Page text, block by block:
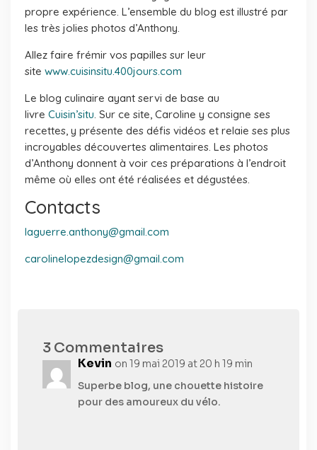
propre expérience. L’ensemble du blog est illustré par
les très jolies photos d’Anthony.
Allez faire frémir vos papilles sur leur
site www.cuisinsitu.400jours.com
Le blog culinaire ayant servi de base au
livre Cuisin’situ. Sur ce site, Caroline y consigne ses
recettes, y présente des défis vidéos et relaie ses plus
incroyables découvertes alimentaires. Les photos
d’Anthony donnent à voir ces préparations à l’endroit
même où elles ont été réalisées et dégustées.
Contacts
laguerre.anthony@gmail.com
carolinelopezdesign@gmail.com
3 Commentaires
Kevin on 19 mai 2019 at 20 h 19 min
Superbe blog, une chouette histoire
pour des amoureux du vélo.